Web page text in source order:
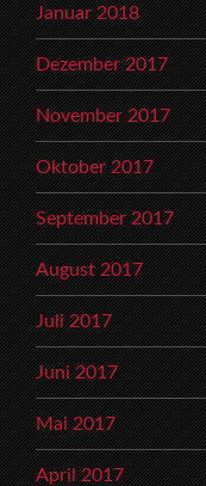
Januar 2018
Dezember 2017
November 2017
Oktober 2017
September 2017
August 2017
Juli 2017
Juni 2017
Mai 2017
April 2017